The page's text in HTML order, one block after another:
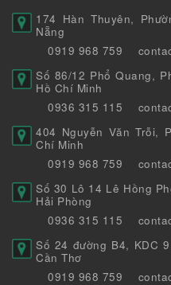
174 Hàn Thuyên,
Nẵng
0919 968 759
Số 86/12 Phổ Quang,
Hồ Chí Minh
0936 315 115
404 Nguyễn Văn Trỗi,
Chí Minh
0919 968 759
Số 30 Lô 14 Lê Hồng
Hải Phòng
0936 315 115
Số 24 đường B4, KDC
Cần Thơ
0919 968 759